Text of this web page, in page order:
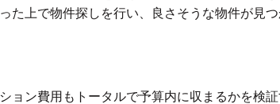
た上で物件探しを行い、良さそうな物件が見
ョン費用もトータルで予算内に収まるかを検証